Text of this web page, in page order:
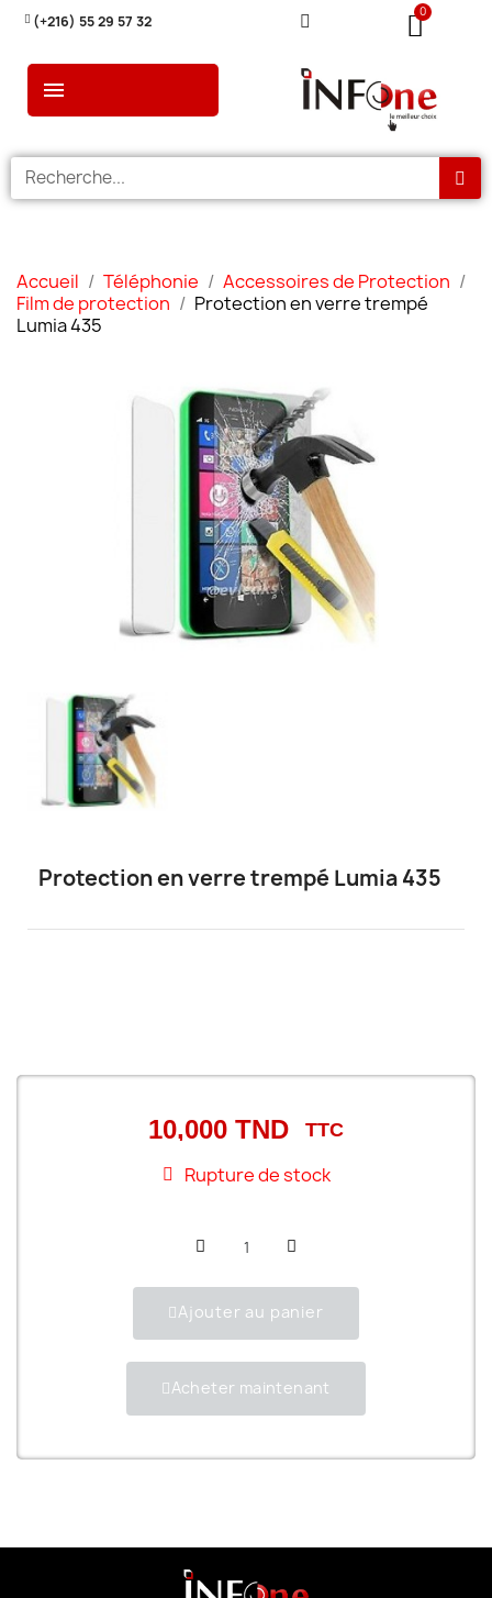
(+216) 55 29 57 32
Accueil Téléphonie
Accessoires de Protection
Film de protection
Protection en verre trempé
Lumia 435
Protection en verre trempé Lumia 435
10,000 TND TTC
Rupture de stock
Ajouter au panier
Acheter maintenant